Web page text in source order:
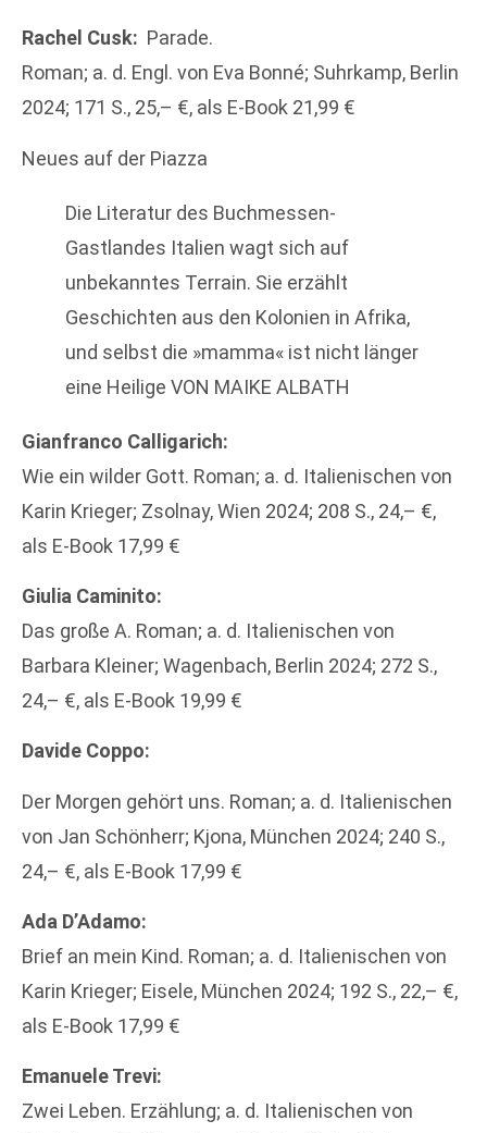
Rachel Cusk: Parade.
Roman; a. d. Engl. von Eva Bonné; Suhrkamp, Berlin
2024; 171 S., 25,– €, als E-Book 21,99 €
Neues auf der Piazza
Die Literatur des Buchmessen-
Gastlandes Italien wagt sich auf
unbekanntes Terrain. Sie erzählt
Geschichten aus den Kolonien in Afrika,
und selbst die »mamma« ist nicht länger
eine Heilige VON MAIKE ALBATH
Gianfranco Calligarich:
Wie ein wilder Gott. Roman; a. d. Italienischen von
Karin Krieger; Zsolnay, Wien 2024; 208 S., 24,– €,
als E-Book 17,99 €
Giulia Caminito:
Das große A. Roman; a. d. Italienischen von
Barbara Kleiner; Wagenbach, Berlin 2024; 272 S.,
24,– €, als E-Book 19,99 €
Davide Coppo:
Der Morgen gehört uns. Roman; a. d. Italienischen
von Jan Schönherr; Kjona, München 2024; 240 S.,
24,– €, als E-Book 17,99 €
Ada D’Adamo:
Brief an mein Kind. Roman; a. d. Italienischen von
Karin Krieger; Eisele, München 2024; 192 S., 22,– €,
als E-Book 17,99 €
Emanuele Trevi:
Zwei Leben. Erzählung; a. d. Italienischen von